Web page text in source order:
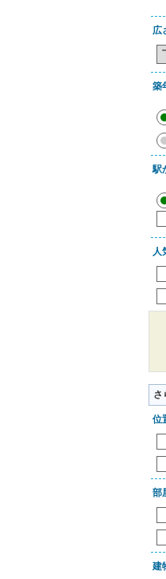
広
築
駅
人
さ
位
部
建